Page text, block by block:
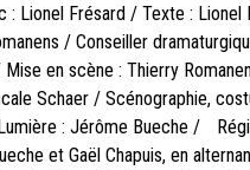
: Lionel Frésard / Texte : Lionel
/ Conseiller
en scène : Thierry
Schaer / Scénographie,
: Jérôme Bueche /
et Gaël Chapuis, en